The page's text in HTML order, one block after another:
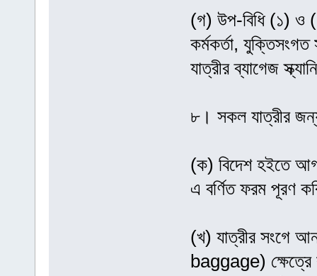
(গ) উপ-বিধি (১) ও
কর্মকর্তা,
যাত্রীর ব্যাগেজ
৮। সকল যাত্রীর
(ক) বিদেশ হইতে
এ বর্ণিত ফরম পূরণ
(খ) যাত্রীর সংগে
baggage)